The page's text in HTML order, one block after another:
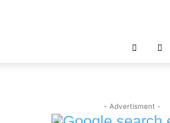
- Advertisment -